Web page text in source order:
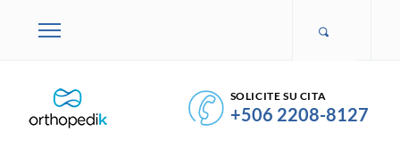
SOLICITE SU CITA
+506 2208-8127